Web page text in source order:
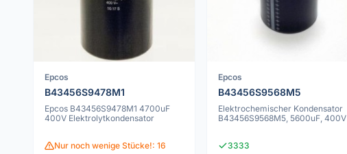
Epcos
B43456S9478M1
Epcos B43456S9478M1 4700uF
400V Elektrolytkondensator
Nur noch wenige Stücke!: 16
Epcos
B43456S9568M5
Elektrochemischer Kondensator
B43456S9568M5, 5600uF, 400V
3333